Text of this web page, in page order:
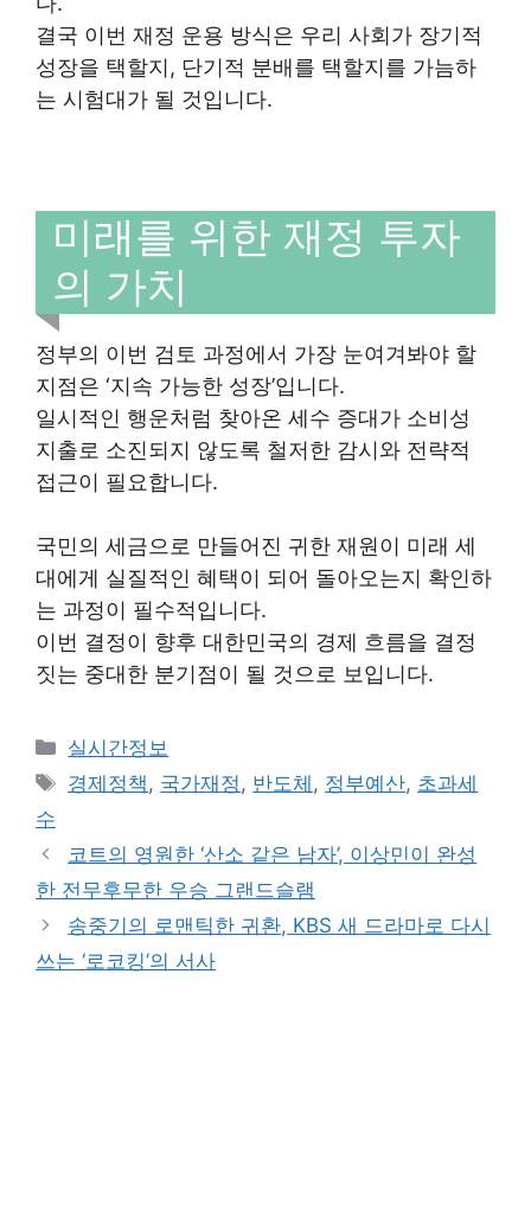
결국 이번 재정 운용 방식은 우리 사회가 장기적
성장을 택할지, 단기적 분배를 택할지를 가늠하
는 시험대가 될 것입니다.
미래를 위한 재정 투자
의 가치
정부의 이번 검토 과정에서 가장 눈여겨봐야 할
지점은 ‘지속 가능한 성장’입니다.
일시적인 행운처럼 찾아온 세수 증대가 소비성
지출로 소진되지 않도록 철저한 감시와 전략적
접근이 필요합니다.
국민의 세금으로 만들어진 귀한 재원이 미래 세
대에게 실질적인 혜택이 되어 돌아오는지 확인하
는 과정이 필수적입니다.
이번 결정이 향후 대한민국의 경제 흐름을 결정
짓는 중대한 분기점이 될 것으로 보입니다.
Categories
실시간정보
Tags
경제정책, 국가재정, 반도체 , 정부예산, 초과세
수
코트의 영원한 ‘산소 같은 남자’, 이상민이 완성
한 전무후무한 우승 그랜드슬램
송중기의 로맨틱한 귀환, KBS 새 드라마로 다시
쓰는 ‘로코킹’의 서사